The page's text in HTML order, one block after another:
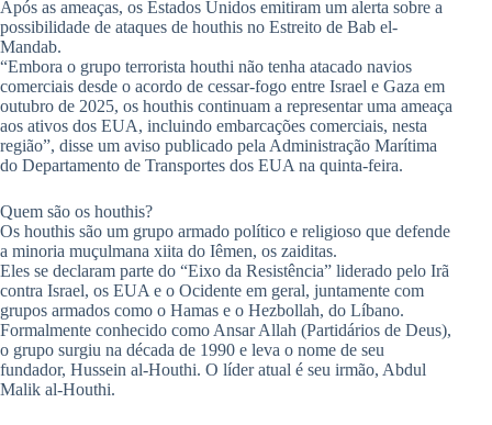
Após as ameaças, os Estados Unidos emitiram um alerta sobre a
possibilidade de ataques de houthis no Estreito de Bab el-
Mandab.
“Embora o grupo terrorista houthi não tenha atacado navios
comerciais desde o acordo de cessar-fogo entre Israel e Gaza em
outubro de 2025, os houthis continuam a representar uma ameaça
aos ativos dos EUA, incluindo embarcações comerciais, nesta
região”, disse um aviso publicado pela Administração Marítima
do Departamento de Transportes dos EUA na quinta-feira.
Quem são os houthis?
Os houthis são um grupo armado político e religioso que defende
a minoria muçulmana xiita do Iêmen, os zaiditas.
Eles se declaram parte do “Eixo da Resistência” liderado pelo Irã
contra Israel, os EUA e o Ocidente em geral, juntamente com
grupos armados como o Hamas e o Hezbollah, do Líbano.
Formalmente conhecido como Ansar Allah (Partidários de Deus),
o grupo surgiu na década de 1990 e leva o nome de seu
fundador, Hussein al-Houthi. O líder atual é seu irmão, Abdul
Malik al-Houthi.